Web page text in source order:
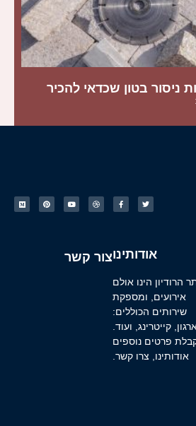
ניסור בטון שכדאי להכיר
אודותינו
הרודיון הינו אולם
אירועים, ומספקת
שירותים הכוללים:
קייטרינג, ועוד.
פרטים נוספים
אודותינו, צרו קשר.
צור קשר